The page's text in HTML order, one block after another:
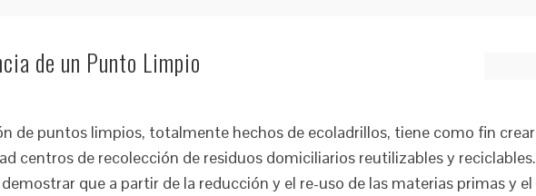
de un Punto Limpio
de puntos limpios, totalmente hechos de ecoladrillos, tiene como fin crear
centros de recolección de residuos domiciliarios reutilizables y reciclables.
que a partir de la reducción y el re-uso de las materias primas y el